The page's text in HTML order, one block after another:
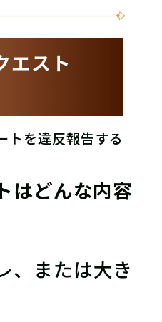
エスト
トを違反報告する
はどんな内容
、または大き